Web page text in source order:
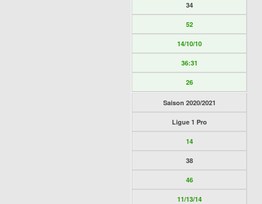
34
52
14/10/10
36:31
26
Saison 2020/2021
Ligue 1 Pro
14
38
46
11/13/14